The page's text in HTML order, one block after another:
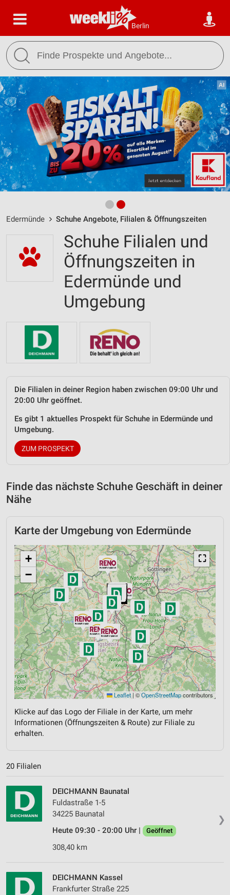
Berlin
Edermünde Schuhe Angebote, Filialen & Öffnungszeiten
Schuhe Filialen und
Öffnungszeiten in
Edermünde und
Umgebung
Die Filialen in deiner Region haben zwischen 09:00 Uhr und
20:00 Uhr geöffnet.
Es gibt 1 aktuelles Prospekt für Schuhe in Edermünde und
Umgebung.
ZUM PROSPEKT
Finde das nächste Schuhe Geschäft in deiner
Nähe
Karte der Umgebung von Edermünde
⛶
+
−
Leaflet | ©OpenStreetMapcontributors
Klicke auf das Logo der Filiale in der Karte, um mehr
Informationen (Öffnungszeiten & Route) zur Filiale zu
erhalten.
20 Filialen
❯
DEICHMANN Baunatal
Fuldastraße 1-5
34225 Baunatal
Heute 09:30 - 20:00 Uhr |
Geöffnet
308,40 km
DEICHMANN Kassel
Frankfurter Straße 225